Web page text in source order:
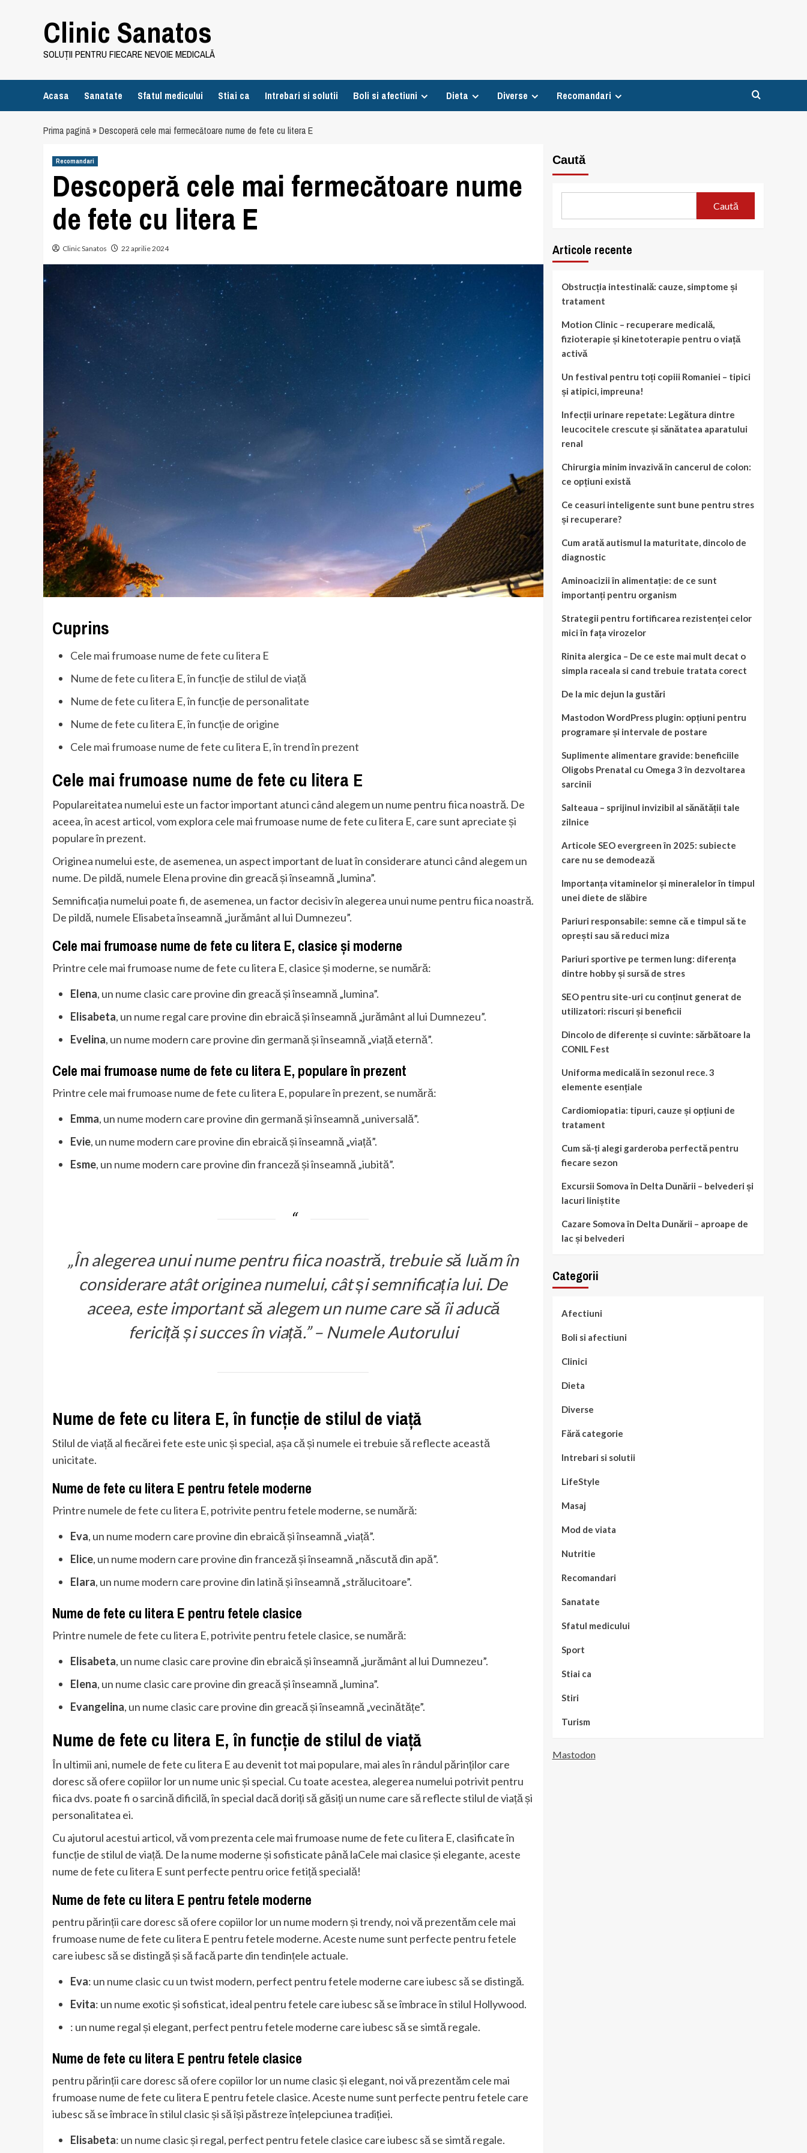
Clinic Sanatos
SOLUȚII PENTRU FIECARE NEVOIE MEDICALĂ
Acasa Sanatate Sfatul medicului Stiai ca Intrebari si solutii Boli si afectiuni Dieta Diverse Recomandari
Prima pagină»Descoperă cele mai fermecătoare nume de fete cu litera E
Recomandari
Descoperă cele mai fermecătoare nume
de fete cu litera E
Clinic Sanatos 22 aprilie 2024
Cuprins
Cele mai frumoase nume de fete cu litera E
Nume de fete cu litera E, în funcție de stilul de viață
Nume de fete cu litera E, în funcție de personalitate
Nume de fete cu litera E, în funcție de origine
Cele mai frumoase nume de fete cu litera E, în trend în prezent
Cele mai frumoase nume de fete cu litera E
Populareitatea numelui este un factor important atunci când alegem un nume pentru fiica noastră. De
aceea, în acest articol, vom explora cele mai frumoase nume de fete cu litera E, care sunt apreciate și
populare în prezent.
Originea numelui este, de asemenea, un aspect important de luat în considerare atunci când alegem un
nume. De pildă, numele Elena provine din greacă și înseamnă „lumina”.
Semnificația numelui poate fi, de asemenea, un factor decisiv în alegerea unui nume pentru fiica noastră.
De pildă, numele Elisabeta înseamnă „jurământ al lui Dumnezeu”.
Cele mai frumoase nume de fete cu litera E, clasice și moderne
Printre cele mai frumoase nume de fete cu litera E, clasice și moderne, se numără:
Elena, un nume clasic care provine din greacă și înseamnă „lumina”.
Elisabeta, un nume regal care provine din ebraică și înseamnă „jurământ al lui Dumnezeu”.
Evelina, un nume modern care provine din germană și înseamnă „viață eternă”.
Cele mai frumoase nume de fete cu litera E, populare în prezent
Printre cele mai frumoase nume de fete cu litera E, populare în prezent, se numără:
Emma, un nume modern care provine din germană și înseamnă „universală”.
Evie, un nume modern care provine din ebraică și înseamnă „viață”.
Esme, un nume modern care provine din franceză și înseamnă „iubită”.
„În alegerea unui nume pentru fiica noastră, trebuie să luăm în
considerare atât originea numelui, cât și semnificația lui. De
aceea, este important să alegem un nume care să îi aducă
fericiță și succes în viață.” – Numele Autorului
Nume de fete cu litera E, în funcție de stilul de viață
Stilul de viață al fiecărei fete este unic și special, așa că și numele ei trebuie să reflecte această
unicitate.
Nume de fete cu litera E pentru fetele moderne
Printre numele de fete cu litera E, potrivite pentru fetele moderne, se numără:
Eva, un nume modern care provine din ebraică și înseamnă „viață”.
Elice, un nume modern care provine din franceză și înseamnă „născută din apă”.
Elara, un nume modern care provine din latină și înseamnă „strălucitoare”.
Nume de fete cu litera E pentru fetele clasice
Printre numele de fete cu litera E, potrivite pentru fetele clasice, se numără:
Elisabeta, un nume clasic care provine din ebraică și înseamnă „jurământ al lui Dumnezeu”.
Elena, un nume clasic care provine din greacă și înseamnă „lumina”.
Evangelina, un nume clasic care provine din greacă și înseamnă „vecinătățe”.
Nume de fete cu litera E, în funcție de stilul de viață
În ultimii ani, numele de fete cu litera E au devenit tot mai populare, mai ales în rândul părinților care
doresc să ofere copiilor lor un nume unic și special. Cu toate acestea, alegerea numelui potrivit pentru
fiica dvs. poate fi o sarcină dificilă, în special dacă doriți să găsiți un nume care să reflecte stilul de viață și
personalitatea ei.
Cu ajutorul acestui articol, vă vom prezenta cele mai frumoase nume de fete cu litera E, clasificate în
funcție de stilul de viață. De la nume moderne și sofisticate până laCele mai clasice și elegante, aceste
nume de fete cu litera E sunt perfecte pentru orice fetiță specială!
Nume de fete cu litera E pentru fetele moderne
pentru părinții care doresc să ofere copiilor lor un nume modern și trendy, noi vă prezentăm cele mai
frumoase nume de fete cu litera E pentru fetele moderne. Aceste nume sunt perfecte pentru fetele
care iubesc să se distingă și să facă parte din tendințele actuale.
Eva: un nume clasic cu un twist modern, perfect pentru fetele moderne care iubesc să se distingă.
Evita: un nume exotic și sofisticat, ideal pentru fetele care iubesc să se îmbrace în stilul Hollywood.
: un nume regal și elegant, perfect pentru fetele moderne care iubesc să se simtă regale.
Nume de fete cu litera E pentru fetele clasice
pentru părinții care doresc să ofere copiilor lor un nume clasic și elegant, noi vă prezentăm cele mai
frumoase nume de fete cu litera E pentru fetele clasice. Aceste nume sunt perfecte pentru fetele care
iubesc să se îmbrace în stilul clasic și să își păstreze înțelepciunea tradiției.
Elisabeta: un nume clasic și regal, perfect pentru fetele clasice care iubesc să se simtă regale.
Caută
Caută
Articole recente
Obstrucția intestinală: cauze, simptome și
tratament
Motion Clinic – recuperare medicală,
fizioterapie și kinetoterapie pentru o viață
activă
Un festival pentru toți copiii Romaniei – tipici
și atipici, impreuna!
Infecții urinare repetate: Legătura dintre
leucocitele crescute și sănătatea aparatului
renal
Chirurgia minim invazivă în cancerul de colon:
ce opțiuni există
Ce ceasuri inteligente sunt bune pentru stres
și recuperare?
Cum arată autismul la maturitate, dincolo de
diagnostic
Aminoacizii în alimentație: de ce sunt
importanți pentru organism
Strategii pentru fortificarea rezistenței celor
mici în fața virozelor
Rinita alergica – De ce este mai mult decat o
simpla raceala si cand trebuie tratata corect
De la mic dejun la gustări
Mastodon WordPress plugin: opțiuni pentru
programare și intervale de postare
Suplimente alimentare gravide: beneficiile
Oligobs Prenatal cu Omega 3 în dezvoltarea
sarcinii
Salteaua – sprijinul invizibil al sănătății tale
zilnice
Articole SEO evergreen în 2025: subiecte
care nu se demodează
Importanța vitaminelor și mineralelor în timpul
unei diete de slăbire
Pariuri responsabile: semne că e timpul să te
oprești sau să reduci miza
Pariuri sportive pe termen lung: diferența
dintre hobby și sursă de stres
SEO pentru site-uri cu conținut generat de
utilizatori: riscuri și beneficii
Dincolo de diferențe si cuvinte: sărbătoare la
CONIL Fest
Uniforma medicală în sezonul rece. 3
elemente esențiale
Cardiomiopatia: tipuri, cauze și opțiuni de
tratament
Cum să-ți alegi garderoba perfectă pentru
fiecare sezon
Excursii Somova în Delta Dunării – belvederi și
lacuri liniștite
Cazare Somova în Delta Dunării – aproape de
lac și belvederi
Categorii
Afectiuni
Boli si afectiuni
Clinici
Dieta
Diverse
Fără categorie
Intrebari si solutii
LifeStyle
Masaj
Mod de viata
Nutritie
Recomandari
Sanatate
Sfatul medicului
Sport
Stiai ca
Stiri
Turism
Mastodon